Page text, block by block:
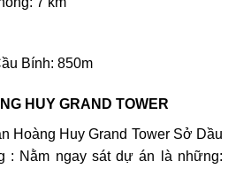
Bính: 850m
HUY GRAND TOWER
Hoàng Huy Grand Tower Sở Dầu
: Nằm ngay sát dự án là những: